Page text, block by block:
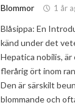
Blommor 1 år
Blåsippa: En
känd under det
Hepatica nobilis,
flerårig ört inom
Den är särskilt
blommande och